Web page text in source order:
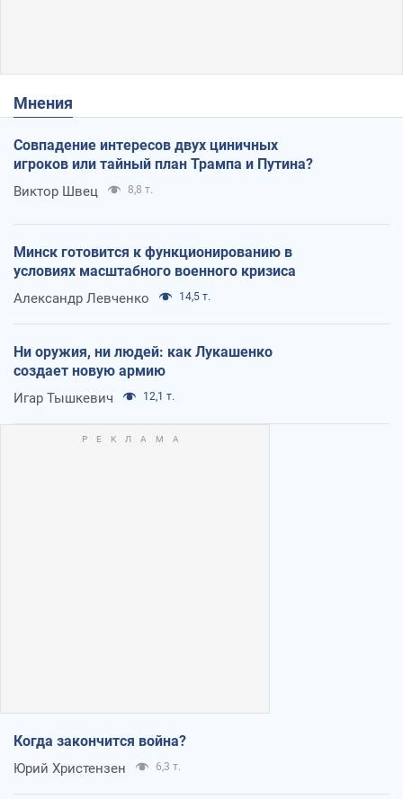
Мнения
Совпадение интересов двух циничных
игроков или тайный план Трампа и Путина?
Виктор Швец 8,8 т.
Минск готовится к функционированию в
условиях масштабного военного кризиса
Александр Левченко 14,5 т.
Ни оружия, ни людей: как Лукашенко
создает новую армию
Игар Тышкевич 12,1 т.
Когда закончится война?
Юрий Христензен 6,3 т.